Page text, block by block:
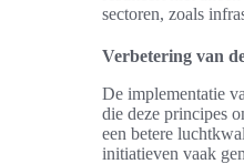
sectoren, zoals
Verbetering van
De implementatie
die deze principes
een betere
initiatieven vaak